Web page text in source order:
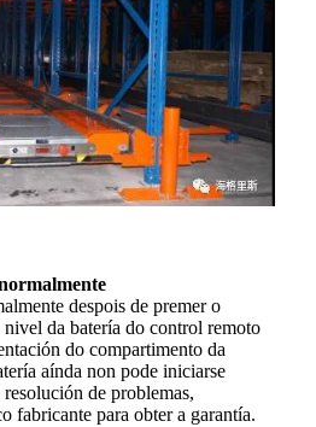
despois de premer o
da batería do control remoto
do compartimento da
aínda non pode iniciarse
de problemas,
fabricante para obter a garantía.